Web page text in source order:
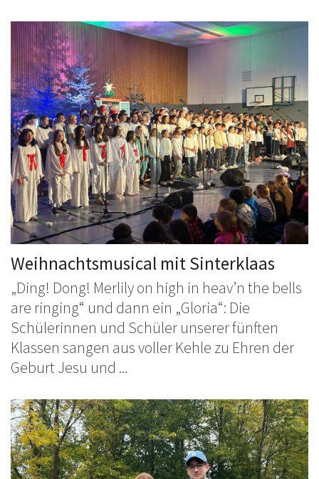
Weihnachtsmusical mit Sinterklaas
„Ding! Dong! Merlily on high in heav’n the bells
are ringing“ und dann ein „Gloria“: Die
Schülerinnen und Schüler unserer fünften
Klassen sangen aus voller Kehle zu Ehren der
Geburt Jesu und ...